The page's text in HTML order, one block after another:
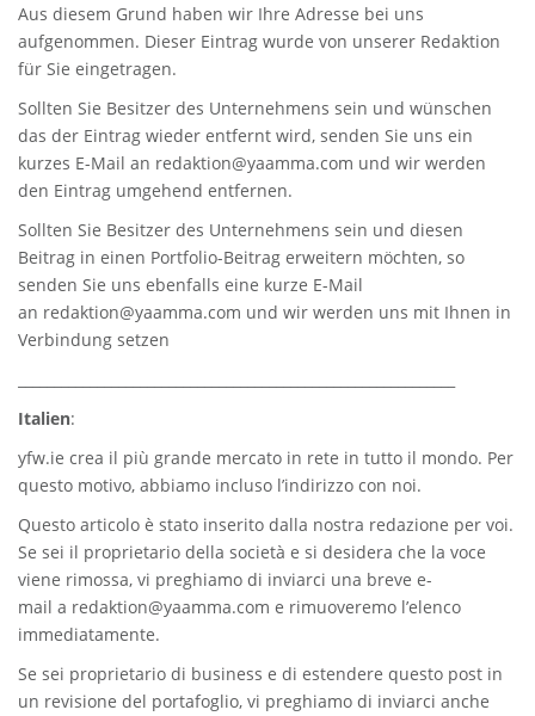
Aus diesem Grund haben wir Ihre Adresse bei uns
aufgenommen. Dieser Eintrag wurde von unserer Redaktion
für Sie eingetragen.
Sollten Sie Besitzer des Unternehmens sein und wünschen
das der Eintrag wieder entfernt wird, senden Sie uns ein
kurzes E-Mail an redaktion@yaamma.com und wir werden
den Eintrag umgehend entfernen.
Sollten Sie Besitzer des Unternehmens sein und diesen
Beitrag in einen Portfolio-Beitrag erweitern möchten, so
senden Sie uns ebenfalls eine kurze E-Mail
an redaktion@yaamma.com und wir werden uns mit Ihnen in
Verbindung setzen
Italien:
yfw.ie crea il più grande mercato in rete in tutto il mondo. Per
questo motivo, abbiamo incluso l’indirizzo con noi.
Questo articolo è stato inserito dalla nostra redazione per voi.
Se sei il proprietario della società e si desidera che la voce
viene rimossa, vi preghiamo di inviarci una breve e-
mail a redaktion@yaamma.com e rimuoveremo l’elenco
immediatamente.
Se sei proprietario di business e di estendere questo post in
un revisione del portafoglio, vi preghiamo di inviarci anche